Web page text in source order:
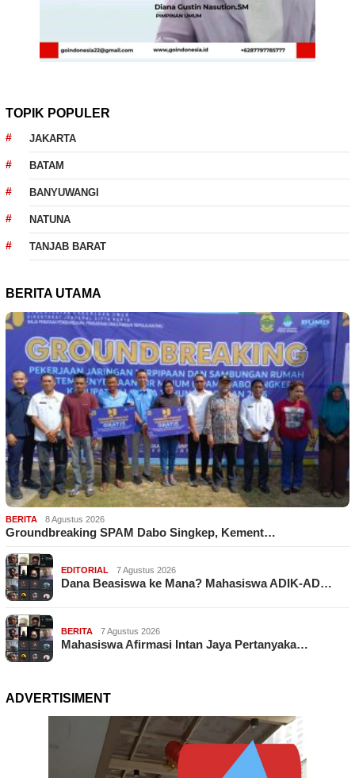
TOPIK POPULER
JAKARTA
BATAM
BANYUWANGI
NATUNA
TANJAB BARAT
BERITA UTAMA
BERITA 8 Agustus 2026
Groundbreaking SPAM Dabo Singkep, Kement…
EDITORIAL 7 Agustus 2026
Dana Beasiswa ke Mana? Mahasiswa ADIK-AD…
BERITA 7 Agustus 2026
Mahasiswa Afirmasi Intan Jaya Pertanyaka…
ADVERTISIMENT